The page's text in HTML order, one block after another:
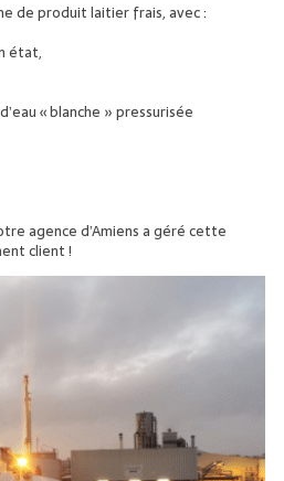
de produit laitier frais, avec :
état,
« blanche » pressurisée
agence d’Amiens a géré cette
client !